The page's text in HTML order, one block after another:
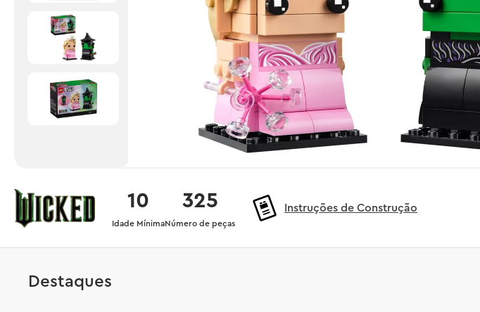
325
Número de peças
10
Idade Mínima
Instruções de Construção
Destaques